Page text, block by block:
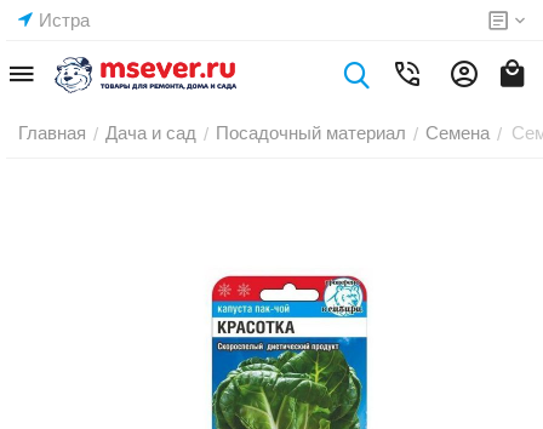
Истра
Главная / Дача и сад / Посадочный материал / Семена /